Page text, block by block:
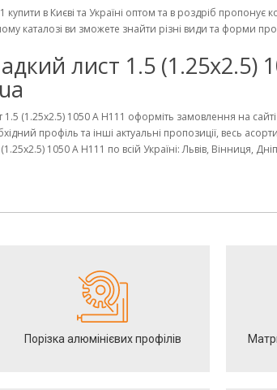
в Києві та Україні оптом та в роздріб
каталозі ви зможете знайти різні види та
лист 1.5 (1.25х2.5)
(1.25х2.5) 1050 А Н111 оформіть замовлення на
профіль та інші актуальні пропозиції, весь
1050 А Н111 по всій Україні: Львів, Вінниця,
Порізка алюмінієвих профілів